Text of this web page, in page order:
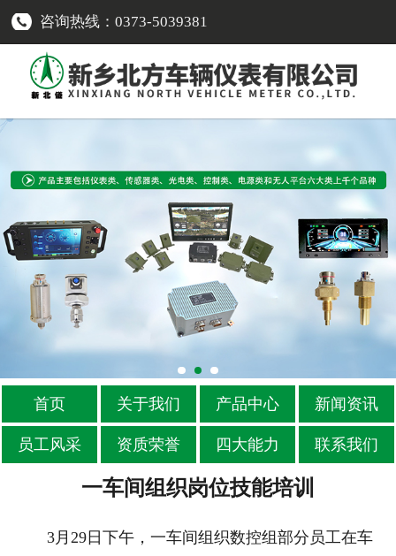
咨询热线：0373-5039381
首页 关于我们 产品中心 新闻资讯
员工风采 资质荣誉 四大能力 联系我们
一车间组织岗位技能培训
3月29日下午，一车间组织数控组部分员工在车